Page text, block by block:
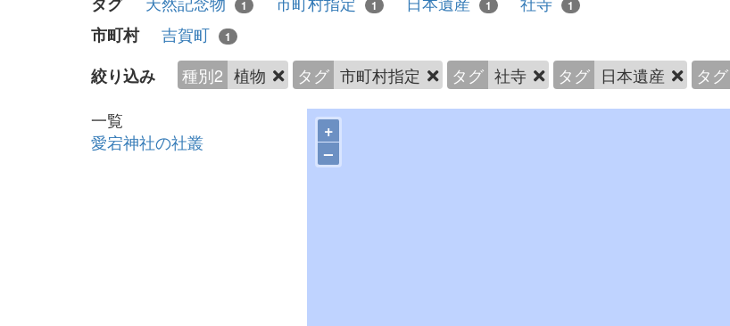
1 1 1 1
市町村 吉賀町 1
絞り込み 種別2 植物 タグ 市町村指定 タグ 社寺 タグ 日本遺産 タグ
一覧
愛宕神社の社叢
+
–